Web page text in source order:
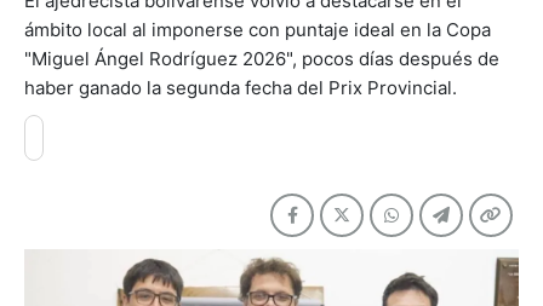
ámbito local al imponerse con puntaje ideal en la Copa
"Miguel Ángel Rodríguez 2026", pocos días después de
haber ganado la segunda fecha del Prix Provincial.